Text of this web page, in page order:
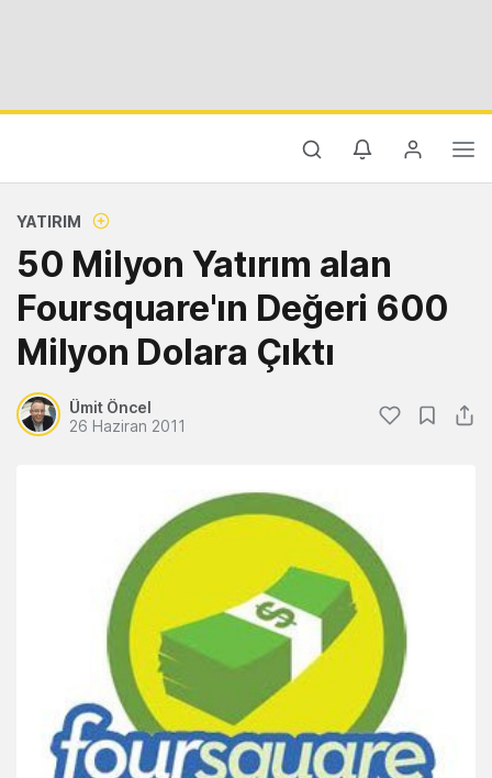
YATIRIM
50 Milyon Yatırım alan
Foursquare'ın Değeri 600
Milyon Dolara Çıktı
Ümit Öncel
26 Haziran 2011